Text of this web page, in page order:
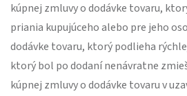
kúpnej zmluvy o dodávke tovaru,
priania kupujúceho alebo pre jeho
dodávke tovaru, ktorý podlieha
ktorý bol po dodaní nenávratne
kúpnej zmluvy o dodávke tovaru v